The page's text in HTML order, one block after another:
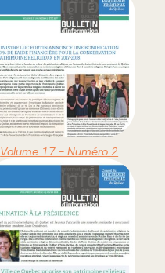
Volume 17 - Numéro 2